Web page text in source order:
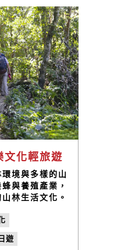
文化輕旅遊
境與多樣的山
與養殖產業，
林生活文化。
，帶領旅客從
方生活之間的
結構與自然環
遊